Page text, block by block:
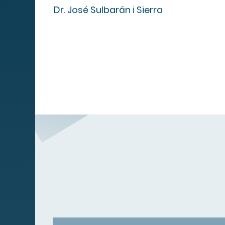
Dr. José Sulbarán i SierraQuadre de serveis